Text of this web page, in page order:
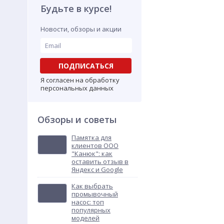
Будьте в курсе!
Новости, обзоры и акции
ПОДПИСАТЬСЯ
Я согласен на обработку
персональных данных
Обзоры и советы
Памятка для
клиентов ООО
"Канюк": как
оставить отзыв в
Яндекс и Google
Как выбрать
промывочный
насос: топ
популярных
моделей